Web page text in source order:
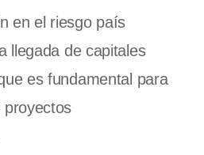
en el riesgo país
llegada de capitales
es fundamental para
proyectos